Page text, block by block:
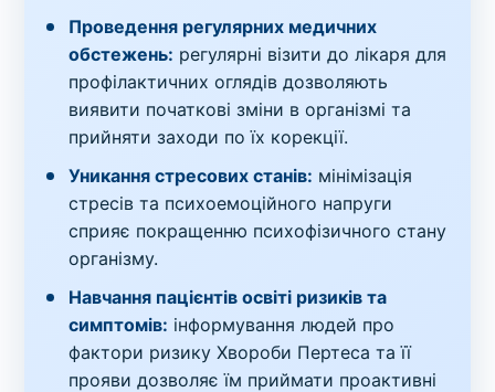
Проведення регулярних медичних
обстежень: регулярні візити до лікаря для
профілактичних оглядів дозволяють
виявити початкові зміни в організмі та
прийняти заходи по їх корекції.
Уникання стресових станів: мінімізація
стресів та психоемоційного напруги
сприяє покращенню психофізичного стану
організму.
Навчання пацієнтів освіті ризиків та
симптомів: інформування людей про
фактори ризику Хвороби Пертеса та її
прояви дозволяє їм приймати проактивні